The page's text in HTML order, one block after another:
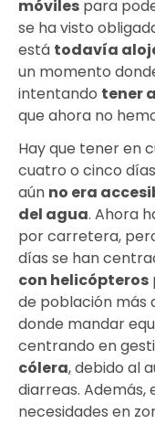
móviles para
se ha visto
está todavía
un momento
intentando tener
que ahora no
Hay que tener en
cuatro o cinco
aún no era
del agua. Ahora
por carretera,
días se han
con helicópteros
de población más
donde mandar
centrando en
cólera, debido al
diarreas. Además,
necesidades en